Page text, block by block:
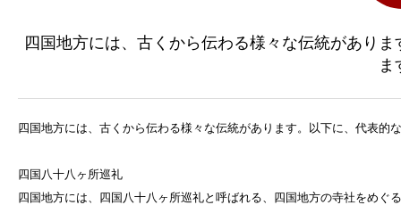
四国地方には、古くから伝わる様々な伝統があり
ま
四国地方には、古くから伝わる様々な伝統があります。以下に、代表的
四国八十八ヶ所巡礼
四国地方には、四国八十八ヶ所巡礼と呼ばれる、四国地方の寺社をめ